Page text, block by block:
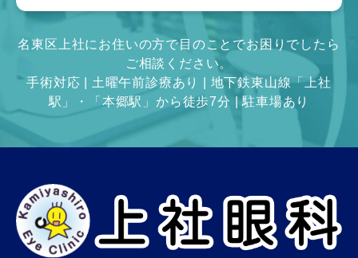
名東区上社にお住いの方で目のことでお困りでしたら
ご相談ください。
手術対応 | 土曜午前診療あり | 地下鉄東山線「上社
駅」・「本郷駅」から徒歩7分 | 駐車場あり